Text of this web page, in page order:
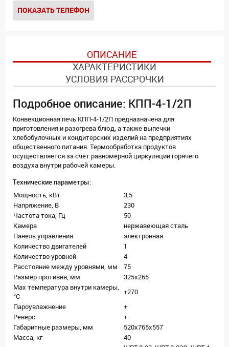
ПОКАЗАТЬ ТЕЛЕФОН
ОПИСАНИЕ
ХАРАКТЕРИСТИКИ
УСЛОВИЯ РАССРОЧКИ
Подробное описание: КПП-4-1/2П
Конвекционная печь КПП-4-1/2П предназначена для
приготовления и разогрева блюд, а также выпечки
хлебобулочных и кондитерских изделий на предприятиях
общественного питания. Термообработка продуктов
осуществляется за счет равномерной циркуляции горячего
воздуха внутри рабочей камеры.
Технические параметры:
Мощность, кВт
3,5
Напряжение, В
230
Частота тока, Гц
50
Камера
нержавеющая сталь
Панель управления
электронная
Количество двигателей
1
Количество уровней
4
Расстояние между уровнями, мм
75
Размер противня, мм
325х265
Max температура внутри камеры,
°С
+270
Пароувлажнение
+
Реверс
+
Габаритные размеры, мм
520х765х557
Масса, кг
40